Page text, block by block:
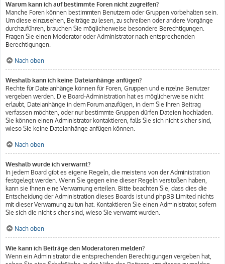
Warum kann ich auf bestimmte Foren nicht zugreifen?
Manche Foren können bestimmten Benutzern oder Gruppen vorbehalten sein.
Um diese einzusehen, Beiträge zu lesen, zu schreiben oder andere Vorgänge
durchzuführen, brauchen Sie möglicherweise besondere Berechtigungen.
Fragen Sie einen Moderator oder Administrator nach entsprechenden
Berechtigungen.
Nach oben
Weshalb kann ich keine Dateianhänge anfügen?
Rechte für Dateianhänge können für Foren, Gruppen und einzelne Benutzer
vergeben werden. Die Board-Administration hat es möglicherweise nicht
erlaubt, Dateianhänge in dem Forum anzufügen, in dem Sie Ihren Beitrag
verfassen möchten, oder nur bestimmte Gruppen dürfen Dateien hochladen.
Sie können einen Administrator kontaktieren, falls Sie sich nicht sicher sind,
wieso Sie keine Dateianhänge anfügen können.
Nach oben
Weshalb wurde ich verwarnt?
In jedem Board gibt es eigene Regeln, die meistens von der Administration
festgelegt werden. Wenn Sie gegen eine dieser Regeln verstoßen haben,
kann sie Ihnen eine Verwarnung erteilen. Bitte beachten Sie, dass dies die
Entscheidung der Administration dieses Boards ist und phpBB Limited nichts
mit dieser Verwarnung zu tun hat. Kontaktieren Sie einen Administrator, sofern
Sie sich die nicht sicher sind, wieso Sie verwarnt wurden.
Nach oben
Wie kann ich Beiträge den Moderatoren melden?
Wenn ein Administrator die entsprechenden Berechtigungen vergeben hat,